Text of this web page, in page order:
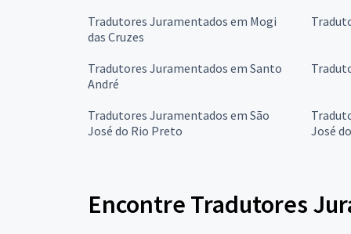
Tradutores Juramentados em Mogi
das Cruzes
Tradutores Juramentados em Santo
André
Tradutores Juramentados em São
José do Rio Preto
José
Encontre Tradutores